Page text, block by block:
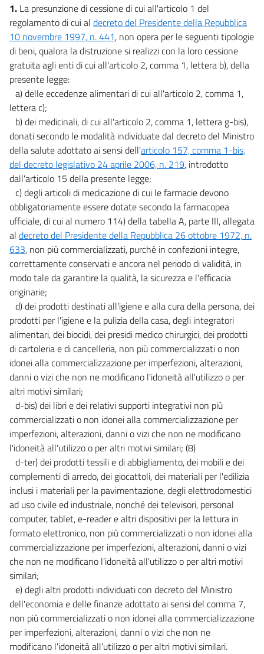
1. La presunzione di cessione di cui all'articolo 1 del
regolamento di cui al decreto del Presidente della Repubblica
10 novembre 1997, n. 441, non opera per le seguenti tipologie
di beni, qualora la distruzione si realizzi con la loro cessione
gratuita agli enti di cui all'articolo 2, comma 1, lettera b), della
presente legge:
a) delle eccedenze alimentari di cui all'articolo 2, comma 1,
lettera c);
b) dei medicinali, di cui all'articolo 2, comma 1, lettera g-bis),
donati secondo le modalità individuate dal decreto del Ministro
della salute adottato ai sensi dell'articolo 157, comma 1-bis,
del decreto legislativo 24 aprile 2006, n. 219, introdotto
dall'articolo 15 della presente legge;
c) degli articoli di medicazione di cui le farmacie devono
obbligatoriamente essere dotate secondo la farmacopea
ufficiale, di cui al numero 114) della tabella A, parte III, allegata
al decreto del Presidente della Repubblica 26 ottobre 1972, n.
633, non più commercializzati, purché in confezioni integre,
correttamente conservati e ancora nel periodo di validità, in
modo tale da garantire la qualità, la sicurezza e l'efficacia
originarie;
d) dei prodotti destinati all'igiene e alla cura della persona, dei
prodotti per l'igiene e la pulizia della casa, degli integratori
alimentari, dei biocidi, dei presidi medico chirurgici, dei prodotti
di cartoleria e di cancelleria, non più commercializzati o non
idonei alla commercializzazione per imperfezioni, alterazioni,
danni o vizi che non ne modificano l'idoneità all'utilizzo o per
altri motivi similari;
d-bis) dei libri e dei relativi supporti integrativi non più
commercializzati o non idonei alla commercializzazione per
imperfezioni, alterazioni, danni o vizi che non ne modificano
l'idoneità all'utilizzo o per altri motivi similari; (8)
d-ter) dei prodotti tessili e di abbigliamento, dei mobili e dei
complementi di arredo, dei giocattoli, dei materiali per l'edilizia
inclusi i materiali per la pavimentazione, degli elettrodomestici
ad uso civile ed industriale, nonché dei televisori, personal
computer, tablet, e-reader e altri dispositivi per la lettura in
formato elettronico, non più commercializzati o non idonei alla
commercializzazione per imperfezioni, alterazioni, danni o vizi
che non ne modificano l'idoneità all'utilizzo o per altri motivi
similari;
e) degli altri prodotti individuati con decreto del Ministro
dell'economia e delle finanze adottato ai sensi del comma 7,
non più commercializzati o non idonei alla commercializzazione
per imperfezioni, alterazioni, danni o vizi che non ne
modificano l'idoneità all'utilizzo o per altri motivi similari.